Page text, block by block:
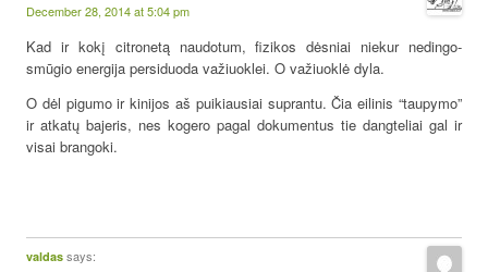
December 28, 2014 at 5:04 pm
Kad ir kokį citronetą naudotum, fizikos dėsniai niekur nedingo-
smūgio energija persiduoda važiuoklei. O važiuoklė dyla.
O dėl pigumo ir kinijos aš puikiausiai suprantu. Čia eilinis “taupymo”
ir atkatų bajeris, nes kogero pagal dokumentus tie dangteliai gal ir
visai brangoki.
valdas says: